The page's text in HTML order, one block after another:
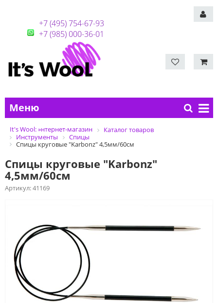
+7 (495) 754-67-93
+7 (985) 000-36-01
Меню
It's Wool: »нтернет-магазин
Каталог товаров
Инструменты
Спицы
Спицы круговые "Karbonz" 4,5мм/60см
Спицы круговые "Karbonz"
4,5мм/60см
Артикул:41169